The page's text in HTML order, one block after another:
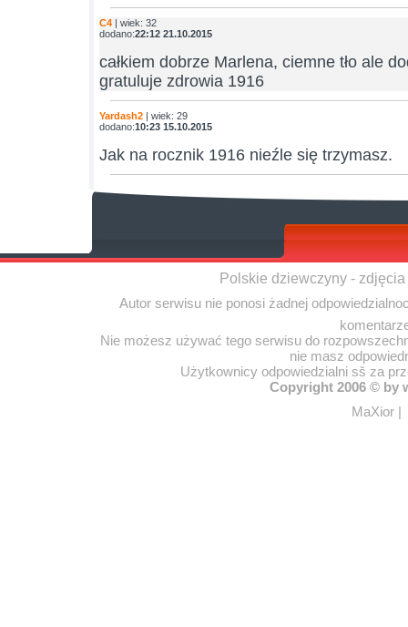
C4 | wiek: 32
dodano:22:12 21.10.2015
całkiem dobrze Marlena, ciemne tło ale
gratuluje zdrowia 1916
Yardash2 | wiek: 29
dodano:10:23 15.10.2015
Jak na rocznik 1916 nieźle się trzymasz.
Polskie dziewczyny -
Autor serwisu nie ponosi żadnej
Nie możesz używać tego serwisu do
nie masz
Użytkownicy odpowiedzialni sš za
Copyright 2006 © by
MaXior |